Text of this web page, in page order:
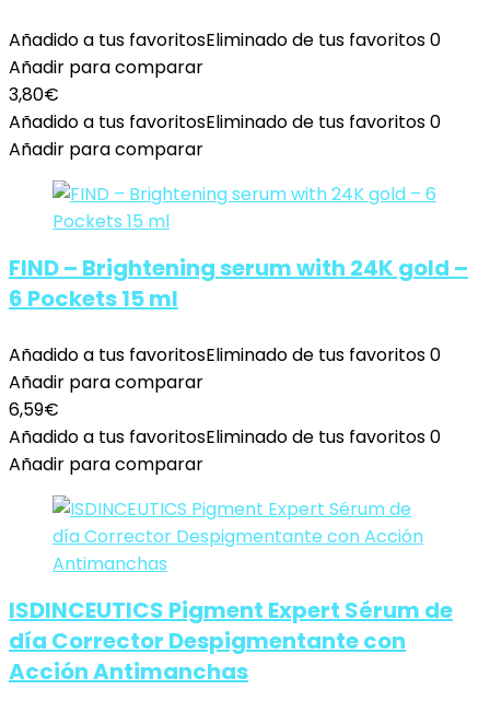
Añadido a tus favoritosEliminado de tus favoritos0
Añadir para comparar
3,80€
Añadido a tus favoritosEliminado de tus favoritos0
Añadir para comparar
FIND – Brightening serum with 24K gold –
6 Pockets 15 ml
Añadido a tus favoritosEliminado de tus favoritos0
Añadir para comparar
6,59€
Añadido a tus favoritosEliminado de tus favoritos0
Añadir para comparar
ISDINCEUTICS Pigment Expert Sérum de
día Corrector Despigmentante con
Acción Antimanchas